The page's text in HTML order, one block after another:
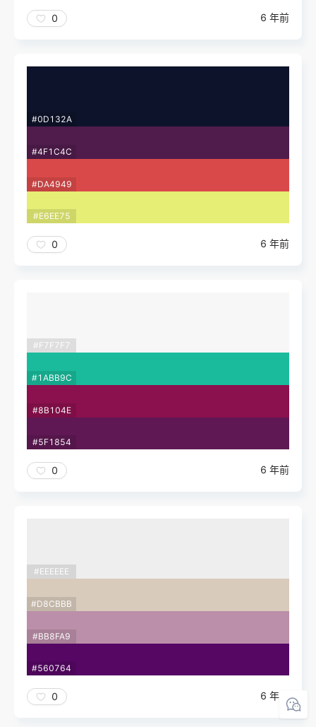
0 6 年前
#0D132A
#4F1C4C
#DA4949
#E6EE75
0 6 年前
#F7F7F7
#1ABB9C
#8B104E
#5F1854
0 6 年前
#EEEEEE
#D8CBBB
#BB8FA9
#560764
0 6 年前